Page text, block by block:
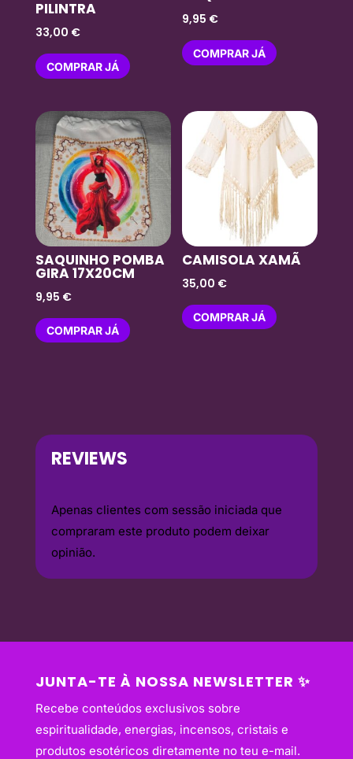
PILINTRA
33,00 €
COMPRAR JÁ
9,95 €
COMPRAR JÁ
SAQUINHO POMBA
GIRA 17X20CM
9,95 €
COMPRAR JÁ
CAMISOLA XAMÃ
35,00 €
COMPRAR JÁ
REVIEWS
Apenas clientes com sessão iniciada que
compraram este produto podem deixar
opinião.
JUNTA-TE À NOSSA NEWSLETTER ✨
Recebe conteúdos exclusivos sobre
espiritualidade, energias, incensos, cristais e
produtos esotéricos diretamente no teu e-mail.